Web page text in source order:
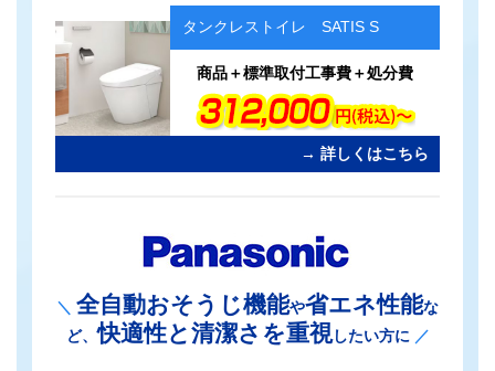
リ
ン
タンクレストイレ SATIS S
商品＋標準取付工事費＋処分費
→ 詳しくはこちら
＼ 全自動おそうじ機能や省エネ性能な
ど、快適性と清潔さを重視したい方に ／